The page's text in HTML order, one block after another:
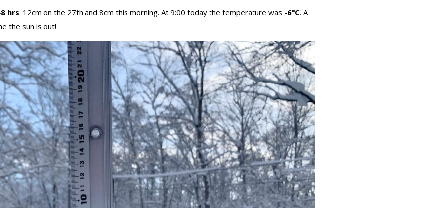
hrs. 12cm on the 27th and 8cm this morning. At 9:00 today the temperature was -6°C. A
the sun is out!